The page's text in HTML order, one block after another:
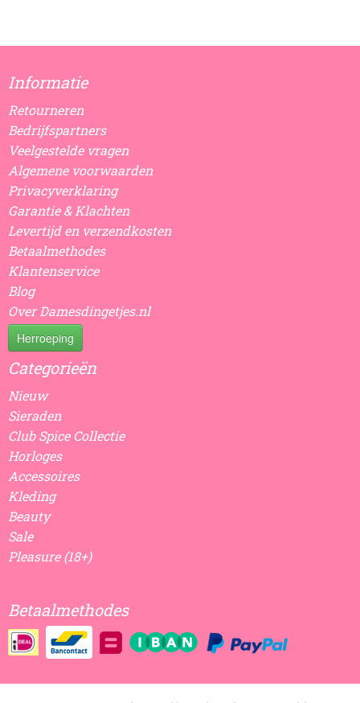
Informatie
Retourneren
Bedrijfspartners
Veelgestelde vragen
Algemene voorwaarden
Privacyverklaring
Garantie & Klachten
Levertijd en verzendkosten
Betaalmethodes
Klantenservice
Blog
Over Damesdingetjes.nl
Herroeping
Categorieën
Nieuw
Sieraden
Club Spice Collectie
Horloges
Accessoires
Kleding
Beauty
Sale
Pleasure (18+)
Betaalmethodes